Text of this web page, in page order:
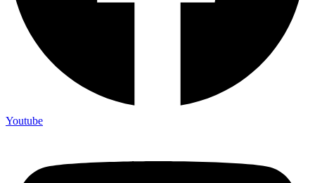
Youtube